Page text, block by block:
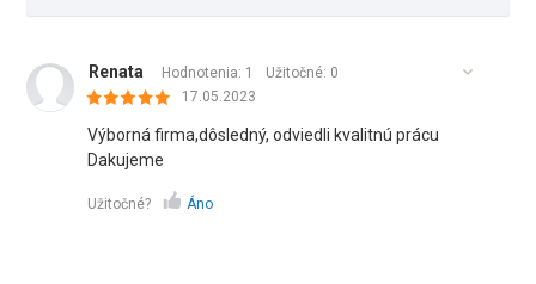
Renata Hodnotenia: 1 Užitočné: 0
17.05.2023
Výborná firma,dôsledný, odviedli kvalitnú prácu
Dakujeme
Užitočné? Áno